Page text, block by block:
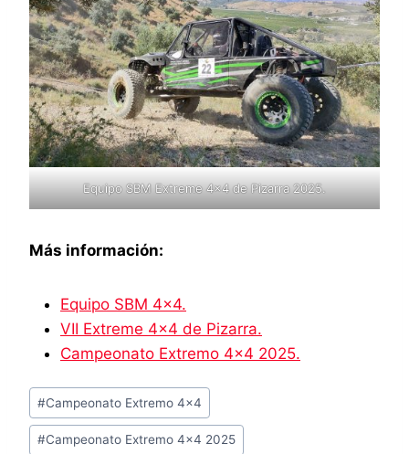
Equipo SBM Extreme 4×4 de Pizarra 2025.
Más información:
Equipo SBM 4×4.
VII Extreme 4×4 de Pizarra.
Campeonato Extremo 4×4 2025.
Etiquetas
de
la
#Campeonato Extremo 4x4
#Campeonato Extremo 4x4 2025